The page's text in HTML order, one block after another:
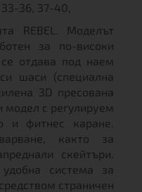
36, 37-40,
REBEL. Моделът
за по-високи
отдава под наем
шаси (специална
3D пресована
модел с регулируем
и фитнес каране.
както за
скейтъри.
система за
страничен